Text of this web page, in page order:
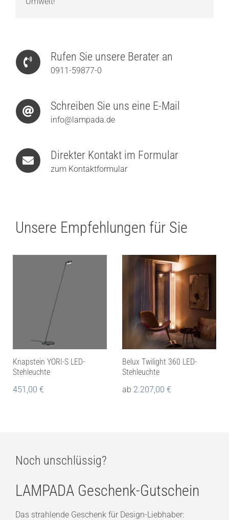
Rufen Sie unsere Berater an
0911-59877-0
Schreiben Sie uns eine E-Mail
info@lampada.de
Direkter Kontakt im Formular
zum Kontaktformular
Unsere Empfehlungen für Sie
Knapstein YORI-S LED-
Stehleuchte
451,00 €
Belux Twilight 360 LED-
Stehleuchte
ab 2.207,00 €
Noch unschlüssig?
LAMPADA Geschenk-Gutschein
Das strahlende Geschenk für Design-Liebhaber: